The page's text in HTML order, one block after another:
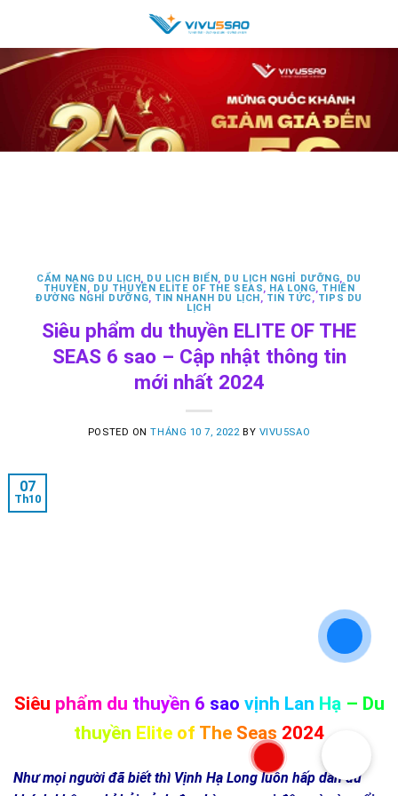
content
CẨM NANG DU LỊCH, DU LỊCH BIỂN, DU LỊCH NGHỈ DƯỠNG, DU
THUYỀN, DU THUYỀN ELITE OF THE SEAS, HẠ LONG, THIÊN
ĐƯỜNG NGHỈ DƯỠNG, TIN NHANH DU LỊCH, TIN TỨC,TIPS DU
LỊCH
Siêu phẩm du thuyền ELITE OF THE
SEAS 6 sao – Cập nhật thông tin
mới nhất 2024
POSTED ONTHÁNG 10 7, 2022 BY VIVU5SAO
07
Th10
Siêu phẩm du thuyền 6 sao vịnh Lan Hạ – Du
thuyền Elite of The Seas 2024
Như mọi người đã biết thì Vịnh Hạ Long luôn hấp dẫn du